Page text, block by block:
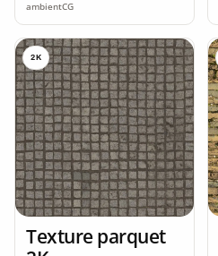
ambientCG
2K
Texture parquet